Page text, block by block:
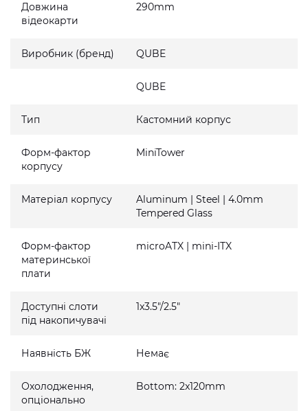
Довжина
відеокарти
290mm
Виробник (бренд) QUBE
QUBE
Тип Кастомний корпус
Форм-фактор
корпусу
MiniTower
Матеріал корпусу
Aluminum | Steel | 4.0mm
Tempered Glass
Форм-фактор
материнської
плати
microATX | mini-ITX
Доступні слоти
під накопичувачі
1x3.5"/2.5"
Наявність БЖ Немає
Охолодження,
опціонально
Bottom: 2x120mm